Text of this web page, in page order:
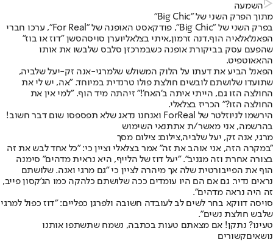
השמעה
מתוך הפרק השני של "Big Chic"
בפרק השני של "Big Chic"
, פודקאסט האופנה של "For Real", ערכו חברי
הפאנלאלאיה הוף,דנה זרמון,איתי בצלאליוערן סויסהסשן "דוז או בוז"
שהפעם עסק בביקורת אופנה כשבמרכזן סלבס שלבשו את אותו
ההאאוטפיט.
הפאנל הביע את דעתו על הלוק המשולש שלמרגי-אנה זק-יעל שלביה,
שתועדו שלושתם לובשים חולצת פולו טרנדית במיוחד. "אה, יש לי את
החולצה הזו גם, הייתי איתה ב'האח'!" זיהתה מיד הוף. "למי אין את
החולצה הזו?" הכריז בצלאלי.
הירשמו לניוזלטר של ForReal ואנחנו נדאג שלא תפספסו שום דבר חשוב!
בהרשמה, אני מאשר/ת אתתנאי השימוש
מרגי, אנה זק, יעל שלביה,צילום: צילום מסך
"במקרה הזה, אני אוהב את זה" אמר בצלאלי וציין כי: "כל אחד לבש את זה
בצורה אחרת וזה מגניב". "יעל דוז של הלייף, היא נראית מדהים" סימנה
הוף את הפייבורטית שלה אך מיהרה לציין כי "גם מרגי ואנה. שלושתם
נראים נדיר. גם אם הם היו עומדים ככה שלושתם כלהקה כמו הג'קסון פייב,
זה היה נראה מדהים".
סויסה דווקא בחר לשים לב לעובדה חשובה ולפרגן כפליים: "דוז כפול למרגי
שלבש חולצת נשים".
טעינו? נתקן! אם מצאתם טעות בכתבה, נשמח שתשתפו אותנו
נושאיםקשורים